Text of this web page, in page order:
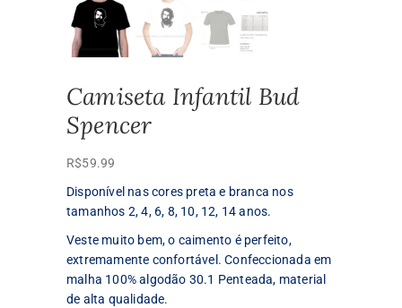
Camiseta Infantil Bud
Spencer
R$59.99
Disponível nas cores preta e branca nos
tamanhos 2, 4, 6, 8, 10, 12, 14 anos.
Veste muito bem, o caimento é perfeito,
extremamente confortável. Confeccionada em
malha 100% algodão 30.1 Penteada, material
de alta qualidade.